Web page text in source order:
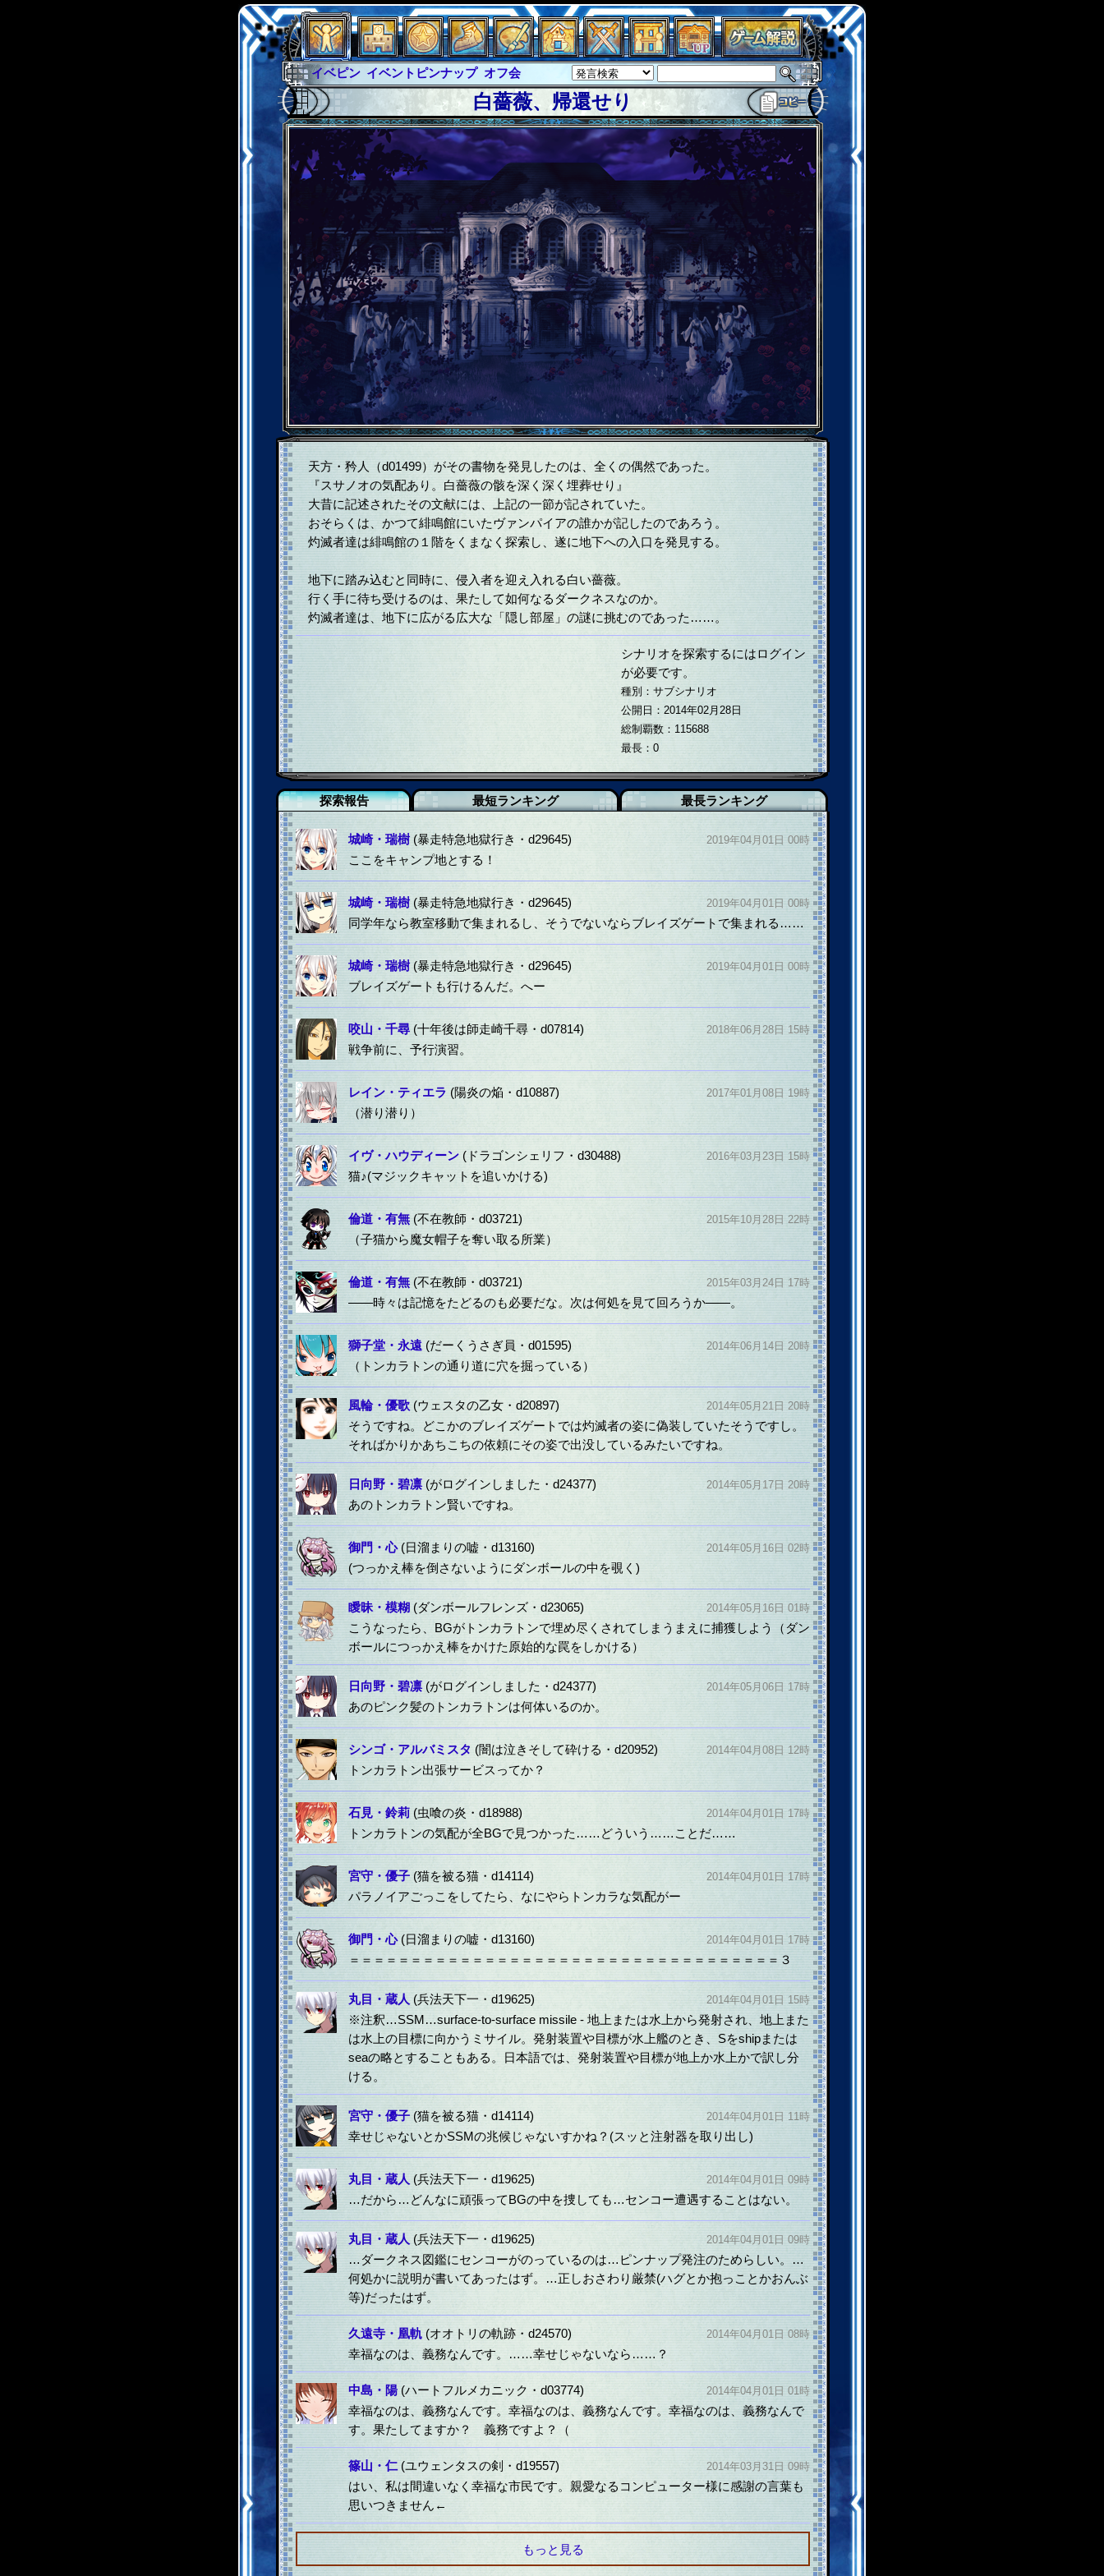
イベントピンナップ オフ会 グラシャ
グラシャ・ラボラス
グローバルジャスティス
サイキックハーツ サイキックハーツ大戦
シュラウド ソロモン
ファイナル
アブソーバー イベピン
白薔薇、帰還せり
天方・矜人（d01499）がその書物を発見したのは、全くの偶然であった。
『スサノオの気配あり。白薔薇の骸を深く深く埋葬せり』
大昔に記述されたその文献には、上記の一節が記されていた。
おそらくは、かつて緋鳴館にいたヴァンパイアの誰かが記したのであろう。
灼滅者達は緋鳴館の１階をくまなく探索し、遂に地下への入口を発見する。
地下に踏み込むと同時に、侵入者を迎え入れる白い薔薇。
行く手に待ち受けるのは、果たして如何なるダークネスなのか。
灼滅者達は、地下に広がる広大な「隠し部屋」の謎に挑むのであった……。
シナリオを探索するにはログイン
が必要です。
種別：サブシナリオ
公開日：2014年02月28日
総制覇数：115688
最長：0
探索報告 最短ランキング 最長ランキング
城崎・瑞樹 (暴走特急地獄行き・d29645) 2019年04月01日 00時
ここをキャンプ地とする！
城崎・瑞樹 (暴走特急地獄行き・d29645) 2019年04月01日 00時
同学年なら教室移動で集まれるし、そうでないならブレイズゲートで集まれる……
城崎・瑞樹 (暴走特急地獄行き・d29645) 2019年04月01日 00時
ブレイズゲートも行けるんだ。へー
咬山・千尋 (十年後は師走崎千尋・d07814) 2018年06月28日 15時
戦争前に、予行演習。
レイン・ティエラ (陽炎の焔・d10887) 2017年01月08日 19時
（潜り潜り）
イヴ・ハウディーン (ドラゴンシェリフ・d30488) 2016年03月23日 15時
猫♪(マジックキャットを追いかける)
倫道・有無 (不在教師・d03721) 2015年10月28日 22時
（子猫から魔女帽子を奪い取る所業）
倫道・有無 (不在教師・d03721) 2015年03月24日 17時
――時々は記憶をたどるのも必要だな。次は何処を見て回ろうか――。
獅子堂・永遠 (だーくうさぎ員・d01595) 2014年06月14日 20時
（トンカラトンの通り道に穴を掘っている）
風輪・優歌 (ウェスタの乙女・d20897) 2014年05月21日 20時
そうですね。どこかのブレイズゲートでは灼滅者の姿に偽装していたそうですし。
そればかりかあちこちの依頼にその姿で出没しているみたいですね。
日向野・碧凛 (がログインしました・d24377) 2014年05月17日 20時
あのトンカラトン賢いですね。
御門・心 (日溜まりの嘘・d13160) 2014年05月16日 02時
(つっかえ棒を倒さないようにダンボールの中を覗く)
瞹昧・模糊 (ダンボールフレンズ・d23065) 2014年05月16日 01時
こうなったら、BGがトンカラトンで埋め尽くされてしまうまえに捕獲しよう（ダン
ボールにつっかえ棒をかけた原始的な罠をしかける）
日向野・碧凛 (がログインしました・d24377) 2014年05月06日 17時
あのピンク髪のトンカラトンは何体いるのか。
シンゴ・アルバミスタ (闇は泣きそして砕ける・d20952) 2014年04月08日 12時
トンカラトン出張サービスってか？
石見・鈴莉 (虫喰の炎・d18988) 2014年04月01日 17時
トンカラトンの気配が全BGで見つかった……どういう……ことだ……
宮守・優子 (猫を被る猫・d14114) 2014年04月01日 17時
パラノイアごっこをしてたら、なにやらトンカラな気配がー
御門・心 (日溜まりの嘘・d13160) 2014年04月01日 17時
＝＝＝＝＝＝＝＝＝＝＝＝＝＝＝＝＝＝＝＝＝＝＝＝＝＝＝＝＝＝＝＝＝＝＝３
丸目・蔵人 (兵法天下一・d19625) 2014年04月01日 15時
※注釈…SSM…surface-to-surface missile - 地上または水上から発射され、地上また
は水上の目標に向かうミサイル。発射装置や目標が水上艦のとき、Sをshipまたは
seaの略とすることもある。日本語では、発射装置や目標が地上か水上かで訳し分
ける。
宮守・優子 (猫を被る猫・d14114) 2014年04月01日 11時
幸せじゃないとかSSMの兆候じゃないすかね？(スッと注射器を取り出し)
丸目・蔵人 (兵法天下一・d19625) 2014年04月01日 09時
…だから…どんなに頑張ってBGの中を捜しても…センコー遭遇することはない。
丸目・蔵人 (兵法天下一・d19625) 2014年04月01日 09時
…ダークネス図鑑にセンコーがのっているのは…ピンナップ発注のためらしい。…
何処かに説明が書いてあったはず。…正しおさわり厳禁(ハグとか抱っことかおんぶ
等)だったはず。
久遠寺・凰軌 (オオトリの軌跡・d24570) 2014年04月01日 08時
幸福なのは、義務なんです。……幸せじゃないなら……？
中島・陽 (ハートフルメカニック・d03774) 2014年04月01日 01時
幸福なのは、義務なんです。幸福なのは、義務なんです。幸福なのは、義務なんで
す。果たしてますか？ 義務ですよ？（
篠山・仁 (ユウェンタスの剣・d19557) 2014年03月31日 09時
はい、私は間違いなく幸福な市民です。親愛なるコンピューター様に感謝の言葉も
思いつきません←
もっと見る